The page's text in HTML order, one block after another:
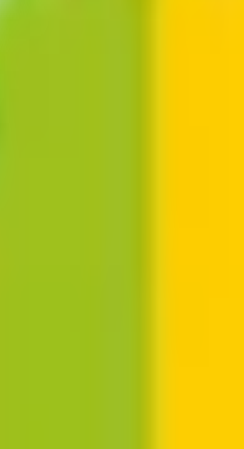
院・診療所を提案します